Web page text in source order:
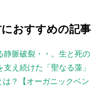
おすすめの記事
静脈破裂・・。生と死の
え続けた「聖なる藻」
？【オーガニックベン